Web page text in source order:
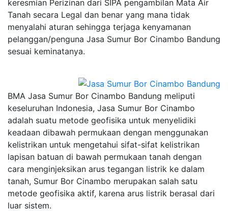
keresmian Perizinan dari SIPA pengambilan Mata Air
Tanah secara Legal dan benar yang mana tidak
menyalahi aturan sehingga terjaga kenyamanan
pelanggan/penguna Jasa Sumur Bor Cinambo Bandung
sesuai keminatanya.
BMA Jasa Sumur Bor Cinambo Bandung meliputi
keseluruhan Indonesia, Jasa Sumur Bor Cinambo
adalah suatu metode geofisika untuk menyelidiki
keadaan dibawah permukaan dengan menggunakan
kelistrikan untuk mengetahui sifat-sifat kelistrikan
lapisan batuan di bawah permukaan tanah dengan
cara menginjeksikan arus tegangan listrik ke dalam
tanah, Sumur Bor Cinambo merupakan salah satu
metode geofisika aktif, karena arus listrik berasal dari
luar sistem.